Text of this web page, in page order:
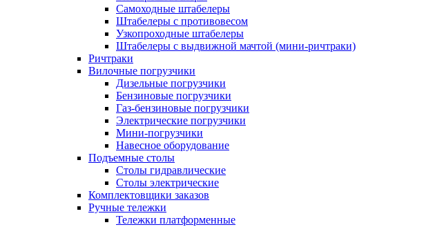
Самоходные штабелеры
Штабелеры с противовесом
Узкопроходные штабелеры
Штабелеры с выдвижной мачтой (мини-ричтраки)
Ричтраки
Вилочные погрузчики
Дизельные погрузчики
Бензиновые погрузчики
Газ-бензиновые погрузчики
Электрические погрузчики
Мини-погрузчики
Навесное оборудование
Подъемные столы
Столы гидравлические
Столы электрические
Комплектовщики заказов
Ручные тележки
Тележки платформенные